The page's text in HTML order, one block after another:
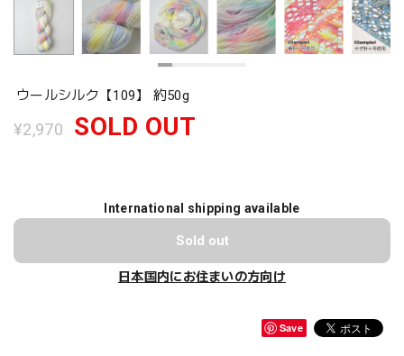
ウールシルク【109】 約50g
¥2,970 SOLD OUT
International shipping available
Sold out
日本国内にお住まいの方向け
Save